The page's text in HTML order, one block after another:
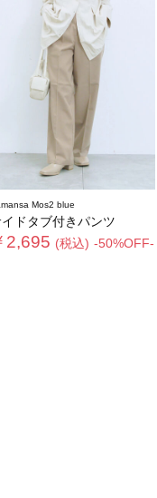
Mos2 blue
ドタブ付きパンツ
2,695 (税込) -50%OFF-